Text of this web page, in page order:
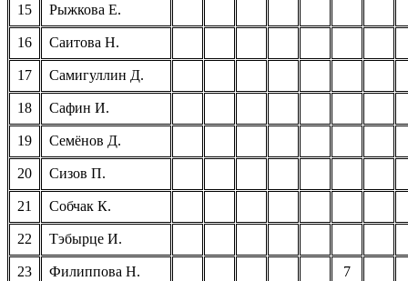
15 Рыжкова Е.
16 Саитова Н.
17 Самигуллин Д.
18 Сафин И.
19 Семёнов Д.
20 Сизов П.
21 Собчак К.
22 ТэбырцеИ.
23 Филиппова Н. 7